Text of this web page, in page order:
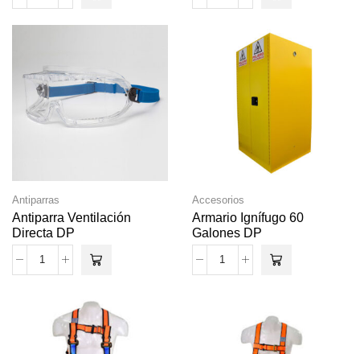
Antiparras
Antiparra Ventilación
Directa DP
Accesorios
Armario Ignífugo 60
Galones DP